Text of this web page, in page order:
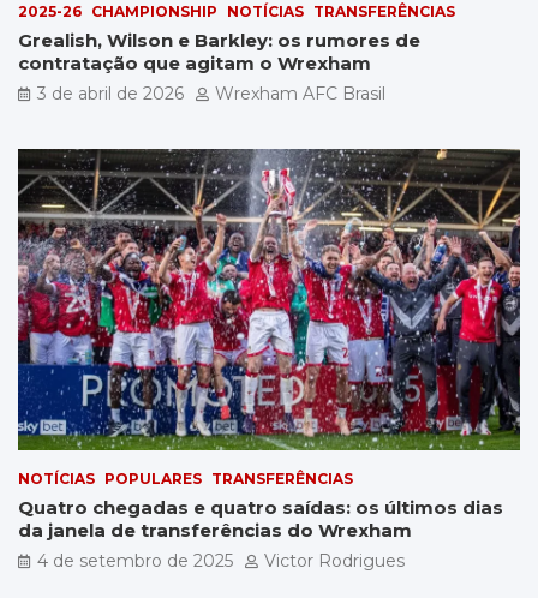
2025-26 CHAMPIONSHIP NOTÍCIAS TRANSFERÊNCIAS
Grealish, Wilson e Barkley: os rumores de
contratação que agitam o Wrexham
3 de abril de 2026 Wrexham AFC Brasil
NOTÍCIAS POPULARES TRANSFERÊNCIAS
Quatro chegadas e quatro saídas: os últimos dias
da janela de transferências do Wrexham
4 de setembro de 2025 Victor Rodrigues